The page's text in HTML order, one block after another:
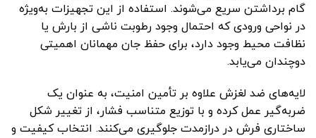
گام برداشتن سریع می‌شوند. استفاده از این تجهیزات به‌ویژه
در نواحی ورودی که احتمال وجود رطوبت ناشی از بارش یا
نظافت محیط وجود دارد، برای حفظ جان مهمانان اهمیتی
دوچندان می‌یابد.
لایه‌های ضد لغزش علاوه بر تأمین امنیت، به عنوان یک
ضربه‌گیر عمل کرده و با توزیع متناسب فشار، از تغییر شکل
ساختاری فرش در درازمدت جلوگیری می‌کنند. انتخاب کیفیت و